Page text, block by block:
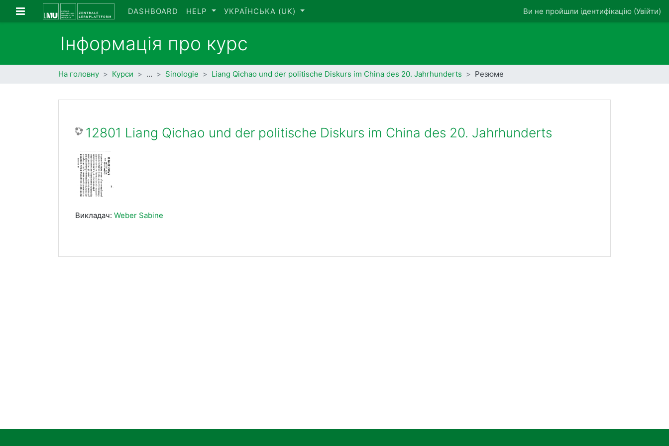
Перейти до головного вмісту
Бокова панель DASHBOARD HELP УКРАЇНСЬКА ‎(UK)‎ Ви не пройшли ідентифікацію (Увійти)
Інформація про курс
На головну Курси … Sinologie Liang Qichao und der politische Diskurs im China des 20. Jahrhunderts Резюме
12801 Liang Qichao und der politische Diskurs im China des 20. Jahrhunderts
Викладач: Weber Sabine